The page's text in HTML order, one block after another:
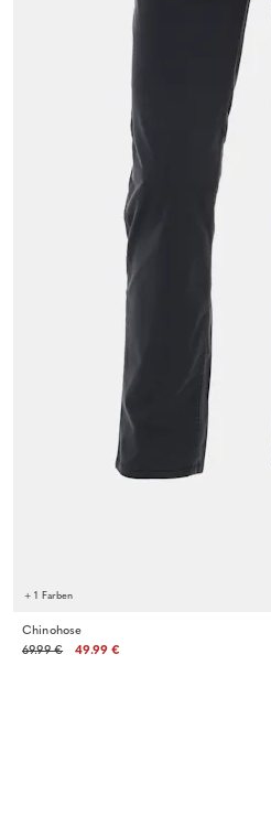
+ 1 Farben
Chinohose
69.99 €
49.99 €